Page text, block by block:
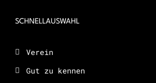
SCHNELLAUSWAHL
Verein
Gut zu kennen